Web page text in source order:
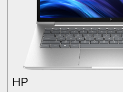
HP